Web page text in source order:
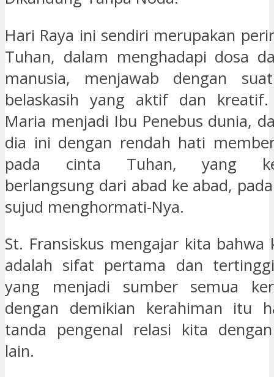
Hari Raya ini sendiri merupakan
Tuhan, dalam menghadapi dosa
manusia, menjawab dengan
belaskasih yang aktif dan
Maria menjadi Ibu Penebus dunia,
dia ini dengan rendah hati
pada cinta Tuhan, yang
berlangsung dari abad ke abad,
sujud menghormati-Nya.
St. Fransiskus mengajar kita
adalah sifat pertama dan
yang menjadi sumber semua
dengan demikian kerahiman itu
tanda pengenal relasi kita
lain.